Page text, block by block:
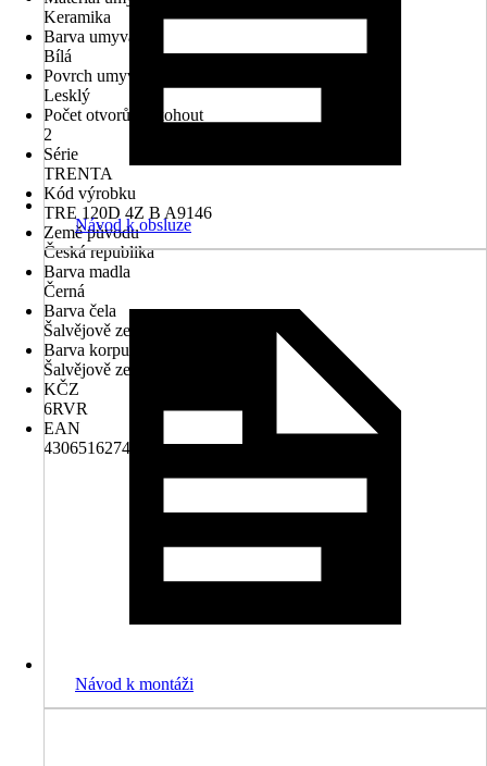
Keramika
Barva umyvadla
Bílá
Povrch umyvadla
Lesklý
Počet otvorů na kohout
2
Série
TRENTA
Kód výrobku
TRE 120D 4Z B A9146
Země původu
Česká republika
Barva madla
Černá
Barva čela
Šalvějově zelená
Barva korpusu
Šalvějově zelená
KČZ
6RVR
EAN
4306516274239
Návod k obsluze
Návod k montáži